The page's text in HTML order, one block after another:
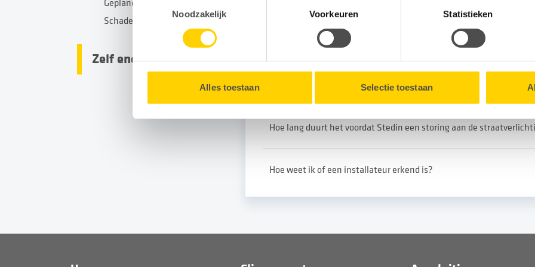
Door gebruik te maken van optionele cookies verzamelen wij, samen met onze partners,
uw surfgedrag binnen en buiten onze website.
U kunt uw toestemming op elk moment intrekken via deCookieverklaringonderaan onze
Noodzakelijk
Voorkeuren Statistieken
Selectie toestaan
Alles toestaan
Gepland onderhoud
Schade
Zelf energie opwekken
Gerelateerde vragen
werkzaamheden maar ik niet.
Hoe lang duurt het voordat Stedin een storing aan de
Hoe weet ik of een installateur erkend is?